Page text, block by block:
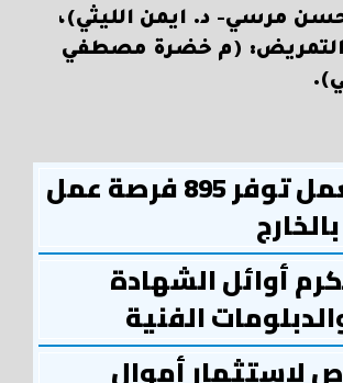
مرسي- د. ايمن الليثي)،
(م خضرة مصطفي
مديرية العمل توفر 895 فرصة عمل
أوائل الشهادة
الفنية
لاستثمار أموال